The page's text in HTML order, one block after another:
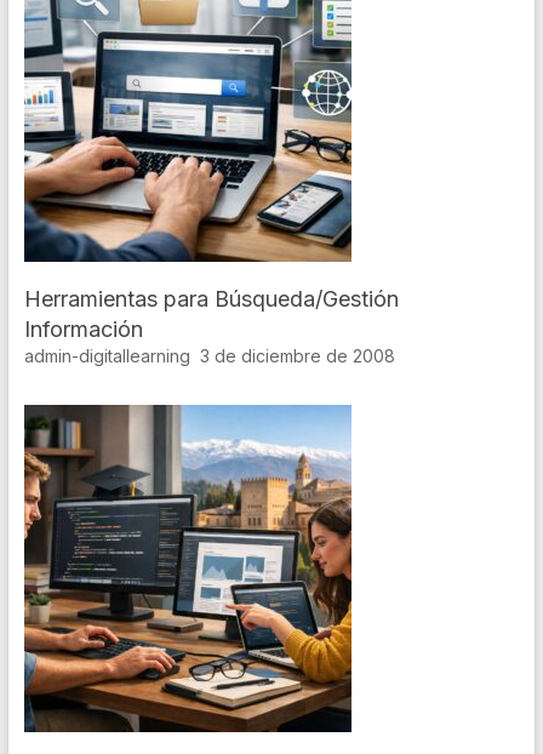
Herramientas para Búsqueda/Gestión
Información
admin-digitallearning 3 de diciembre de 2008